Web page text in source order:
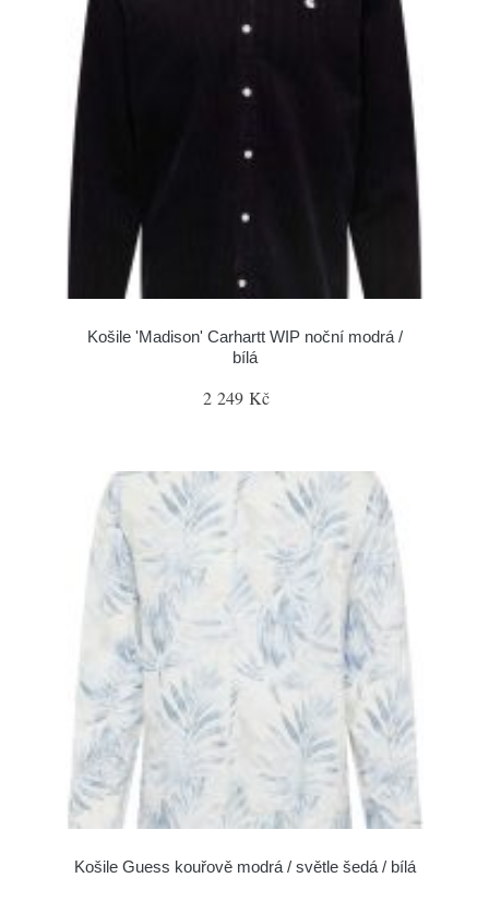
Košile 'Madison' Carhartt WIP noční modrá /
bílá
2 249 Kč
Košile Guess kouřově modrá / světle šedá / bílá